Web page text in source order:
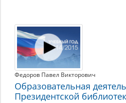
Федоров Павел Викторович
Образовательная
Президентской